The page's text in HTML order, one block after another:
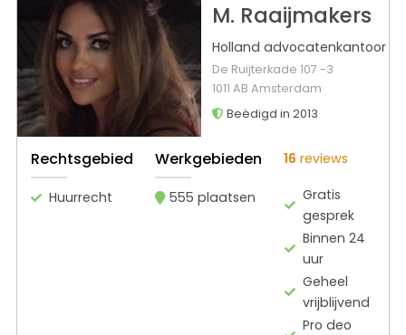
M. Raaijmakers
Holland advocatenkantoor
De Ruijterkade 107 -3
1011 AB Amsterdam
Beëdigd in 2013
Rechtsgebied
Huurrecht
Werkgebieden
555 plaatsen
16 reviews
Gratis
gesprek
Binnen 24
uur
Geheel
vrijblijvend
Pro deo